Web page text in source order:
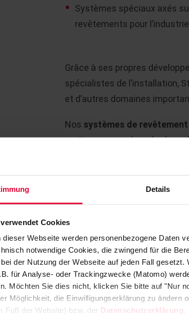
Details
Cookies
dieser Webseite werden personenbezogene Daten
notwendige Cookies, die zwingend für die
der Nutzung der Webseite auf jeden Fall
für Analyse- oder Trackingzwecke (Matomo)
Möchten Sie dies nicht, klicken Sie bitte auf "Nur
Möglichkeit, die Einwilligungserklärung zu ändern
Fuß der Website) bzw. der Datenschutzerklärung
Systèmes spéciaux axés
revêtements pour
Grâce à ses propres
spécialistes de l’installation,
et d’autres domaines
Nos systèmes de
pratiques pour répondre à
Nous travaillons avec une
Avec Steuler, vous disposez
efficaces pendant de
LES SOLUTIONS
revêtements de sol et
protègent le support en